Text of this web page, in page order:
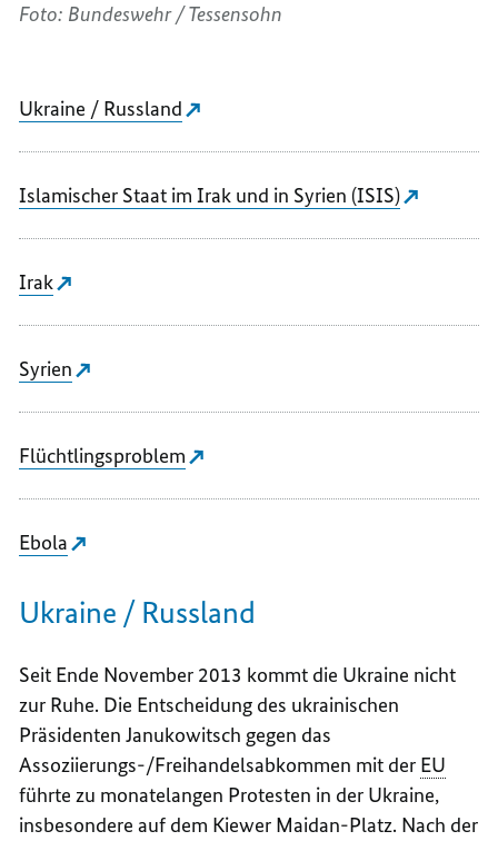
Foto: Bundeswehr / Tessensohn
Ukraine / Russland
Islamischer Staat im Irak und in Syrien (ISIS)
Irak
Syrien
Flüchtlingsproblem
Ebola
Ukraine / Russland
Seit Ende November 2013 kommt die Ukraine nicht
zur Ruhe. Die Entscheidung des ukrainischen
Präsidenten Janukowitsch gegen das
Assoziierungs-/Freihandelsabkommen mit der EU
führte zu monatelangen Protesten in der Ukraine,
insbesondere auf dem Kiewer Maidan-Platz. Nach der